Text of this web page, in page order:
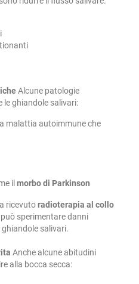
Alcune patologie
ghiandole salivari:
malattia autoimmune che
il morbo di Parkinson
ricevutoradioterapia al collo
può sperimentare danni
salivari.
Anche alcune abitudini
alla bocca secca: